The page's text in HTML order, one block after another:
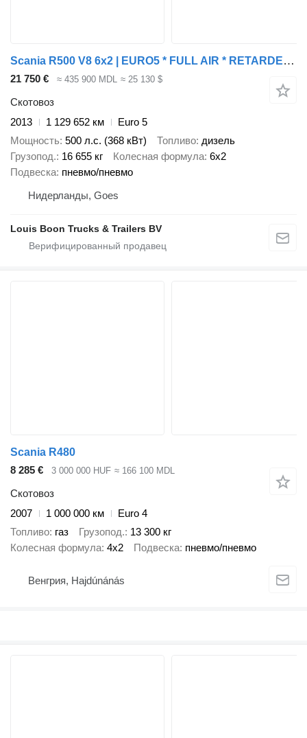
Scania R500 V8 6x2 | EURO5 * FULL AIR * RETARDER * POULTRY * NL TRUCK
21 750 € ≈ 435 900 MDL ≈ 25 130 $
Скотовоз
2013
1 129 652 км
Euro 5
Мощность 500 л.с. (368 кВт) Топливо дизель
Грузопод. 16 655 кг Колесная формула 6x2
Подвеска пневмо/пневмо
Нидерланды, Goes
Louis Boon Trucks & Trailers BV
Scania R480
8 285 €
3 000 000 HUF ≈ 166 100 MDL
Скотовоз
2007
1 000 000 км
Euro 4
Топливо газ Грузопод. 13 300 кг
Колесная формула 4x2 Подвеска пневмо/пневмо
Венгрия, Hajdúnánás